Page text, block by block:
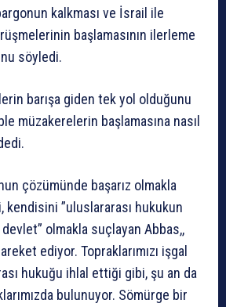
kalkması ve İsrail ile
başlamasının ilerleme
söyledi.
barışa giden tek yol olduğunu
müzakerelerin başlamasına nasıl
çözümünde başarız olmakla
kendisini ”uluslararası hukukun
olmakla suçlayan Abbas,,
ediyor. Topraklarımızı işgal
hukuğu ihlal ettiği gibi, şu an da
bulunuyor. Sömürge bir